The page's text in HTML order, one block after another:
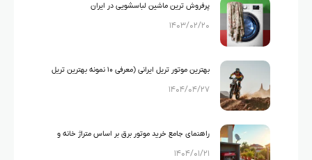
پرفروش ترین ماشین لباسشویی در ایران
۱۴۰۳/۰۲/۲۰
بهترین موتور تریل ایرانی (معرفی ۱۰ نمونه بهترین تریل
های ایرانی)
۱۴۰۴/۰۴/۲۷
راهنمای جامع خرید موتور برق بر اساس متراژ خانه و
لوازم خانگی
۱۴۰۴/۰۱/۲۱